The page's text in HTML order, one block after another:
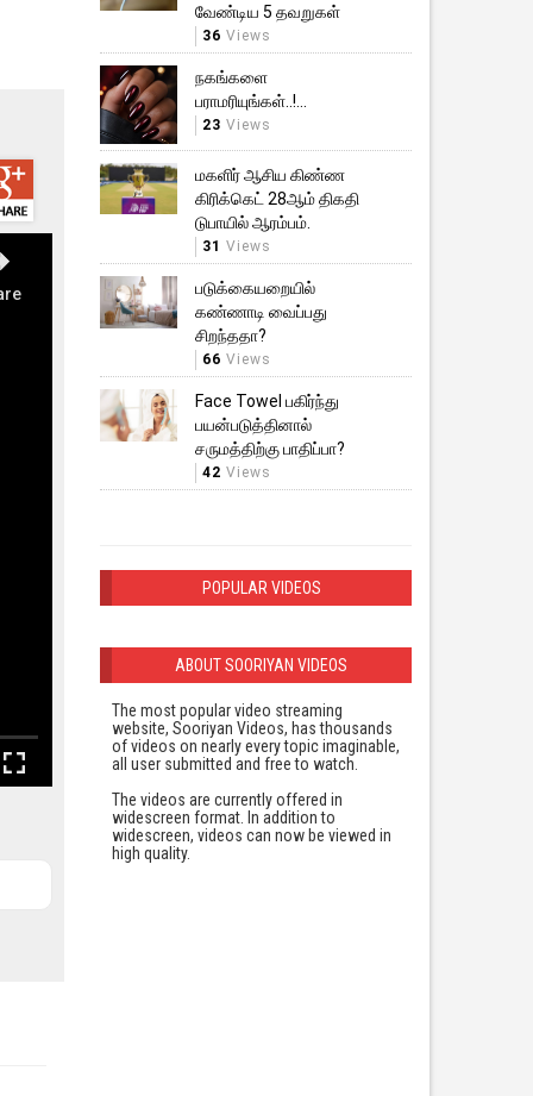
வேண்டிய 5 தவறுகள்
36 Views
நகங்களை
பராமரியுங்கள்..!...
23 Views
மகளிர் ஆசிய கிண்ண
கிரிக்கெட் 28ஆம் திகதி
டுபாயில் ஆரம்பம்.
31 Views
படுக்கையறையில்
கண்ணாடி வைப்பது
சிறந்ததா?
66 Views
Face Towel பகிர்ந்து
பயன்படுத்தினால்
சருமத்திற்கு பாதிப்பா?
42 Views
POPULAR VIDEOS
ABOUT SOORIYAN VIDEOS
The most popular video streaming
website, Sooriyan Videos, has thousands
of videos on nearly every topic imaginable,
all user submitted and free to watch.
The videos are currently offered in
widescreen format. In addition to
widescreen, videos can now be viewed in
high quality.